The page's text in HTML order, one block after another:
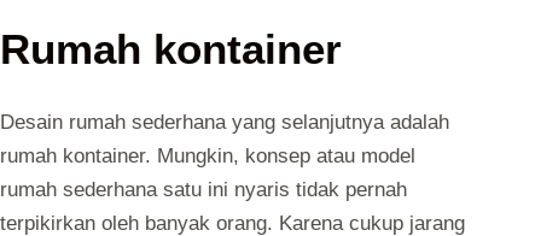
Rumah kontainer
Desain rumah sederhana yang selanjutnya adalah
rumah kontainer. Mungkin, konsep atau model
rumah sederhana satu ini nyaris tidak pernah
terpikirkan oleh banyak orang. Karena cukup jarang